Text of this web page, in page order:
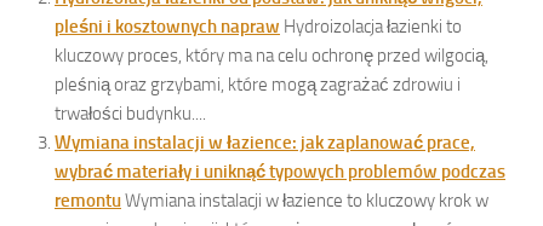
pleśni i kosztownych napraw Hydroizolacja łazienki to
kluczowy proces, który ma na celu ochronę przed wilgocią,
pleśnią oraz grzybami, które mogą zagrażać zdrowiu i
trwałości budynku....
Wymiana instalacji w łazience: jak zaplanować prace,
wybrać materiały i uniknąć typowych problemów podczas
remontuWymiana instalacji w łazience to kluczowy krok w